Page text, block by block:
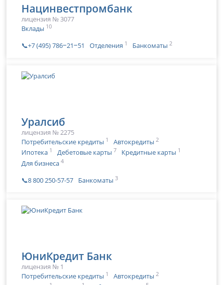
Нацинвестпромбанк
лицензия № 3077
Вклады 10
📞+7 (495) 786‒21‒51 Отделения 1 Банкоматы 2
Уралсиб
лицензия № 2275
Потребительские кредиты 1 Автокредиты 2
Ипотека 1 Дебетовые карты 7 Кредитные карты 1
Для бизнеса 4
📞8 800 250-57-57 Банкоматы 3
ЮниКредит Банк
лицензия № 1
Потребительские кредиты 1 Автокредиты 2